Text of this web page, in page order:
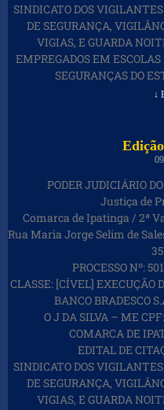
SINDICATO DOS
DE SEGURANÇA,
VIGIAS, E GUARDA
EMPREGADOS EM
SEGURANÇAS DO
↓
PODER JUDICIÁRIO
Justiça de
Comarca de Ipatinga / 2ª
Rua Maria Jorge Selim de
PROCESSO Nº:
CLASSE: [CÍVEL] EXECUÇÃO
BANCO BRADESCO
O J DA SILVA – ME
COMARCA DE
EDITAL DE
SINDICATO DOS
DE SEGURANÇA,
VIGIAS, E GUARDA